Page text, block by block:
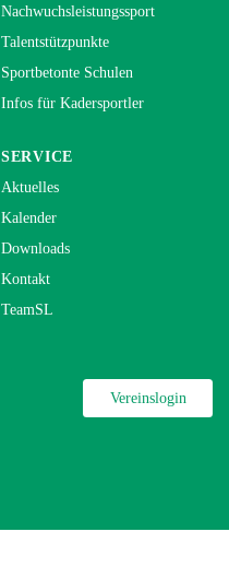
Nachwuchsleistungssport
Talentstützpunkte
Sportbetonte Schulen
Infos für Kadersportler
SERVICE
Aktuelles
Kalender
Downloads
Kontakt
TeamSL
Vereinslogin